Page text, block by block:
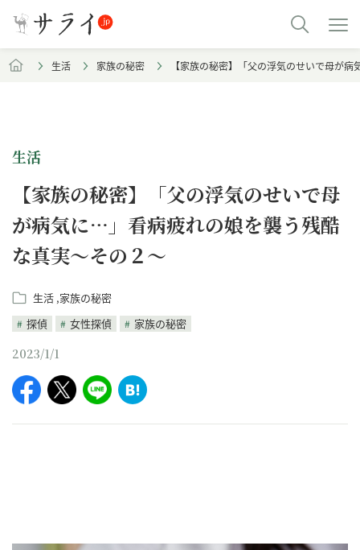
生活 家族の秘密 【家族の秘密】「父の浮気のせいで母が
生活
【家族の秘密】「父の浮気のせいで母
が病気に…」看病疲れの娘を襲う残酷
な真実～その２～
生活 家族の秘密
探偵
女性探偵 家族の秘密
2023/1/1